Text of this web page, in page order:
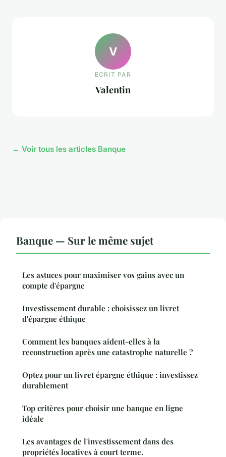
V
ECRIT PAR
Valentin
← Voir tous les articles Banque
Banque — Sur le même sujet
Les astuces pour maximiser vos gains avec un
compte d'épargne
Investissement durable : choisissez un livret
d'épargne éthique
Comment les banques aident-elles à la
reconstruction après une catastrophe naturelle ?
Optez pour un livret épargne éthique : investissez
durablement
Top critères pour choisir une banque en ligne
idéale
Les avantages de l'investissement dans des
propriétés locatives à court terme.